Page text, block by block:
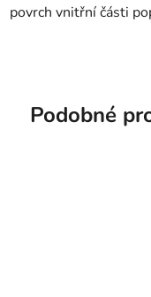
povrch vnitřní části
Podobné